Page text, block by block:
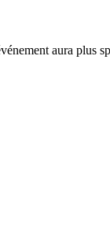
aura plus